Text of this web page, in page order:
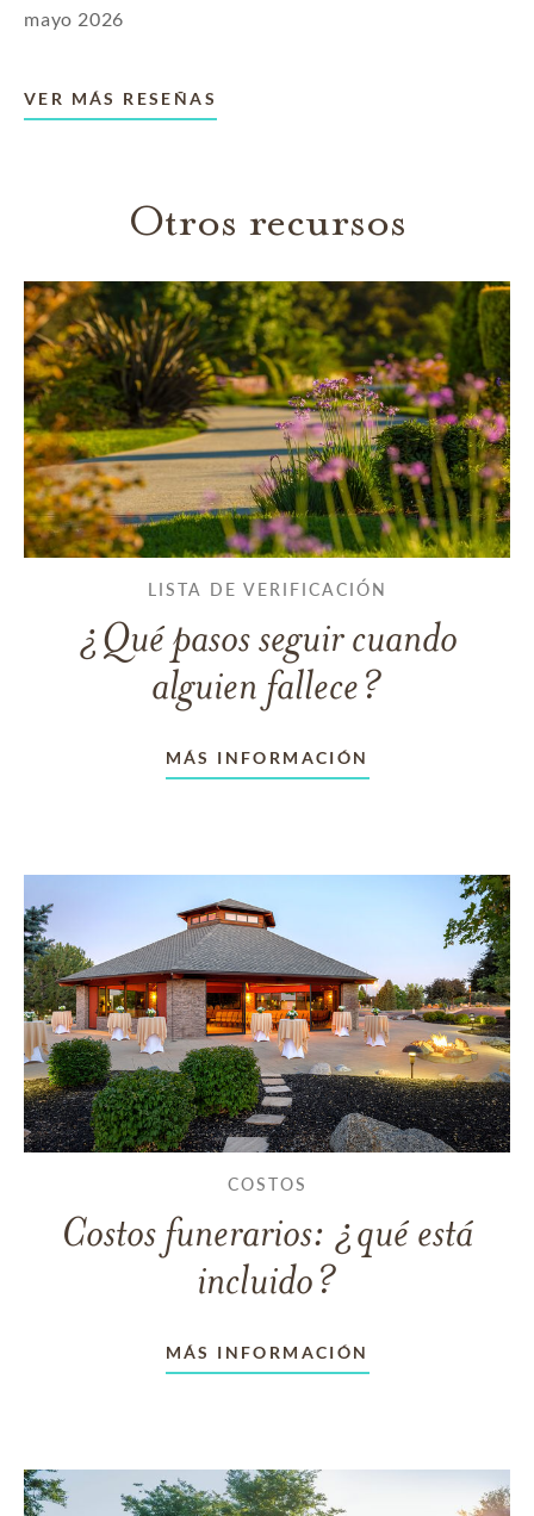
mayo 2026
VER MÁS RESEÑAS
Otros recursos
LISTA DE VERIFICACIÓN
¿Qué pasos seguir cuando
alguien fallece?
MÁS INFORMACIÓN
COSTOS
Costos funerarios: ¿qué está
incluido?
MÁS INFORMACIÓN